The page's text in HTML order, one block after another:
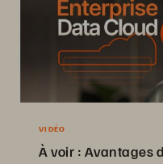
VIDÉO
À voir : Avantages